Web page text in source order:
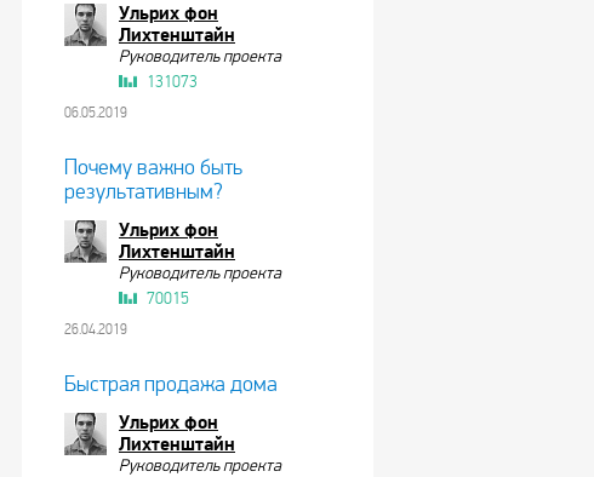
Ульрих фон
Лихтенштайн
Руководитель проекта
131073
06.05.2019
Почему важно быть
результативным?
Ульрих фон
Лихтенштайн
Руководитель проекта
70015
26.04.2019
Быстрая продажа дома
Ульрих фон
Лихтенштайн
Руководитель проекта